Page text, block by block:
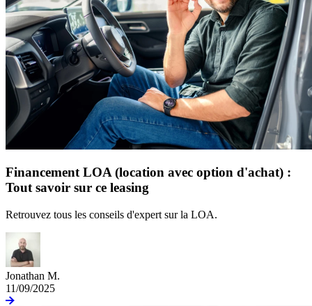
Financement LOA (location avec option d'achat) :
Tout savoir sur ce leasing
Retrouvez tous les conseils d'expert sur la LOA.
Jonathan M.
11/09/2025